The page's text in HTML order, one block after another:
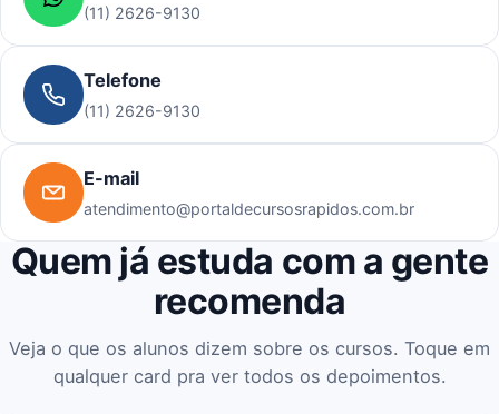
(11) 2626-9130
Telefone
(11) 2626-9130
E-mail
atendimento@portaldecursosrapidos.com.br
Quem já estuda com a gente
recomenda
Veja o que os alunos dizem sobre os cursos. Toque em
qualquer card pra ver todos os depoimentos.